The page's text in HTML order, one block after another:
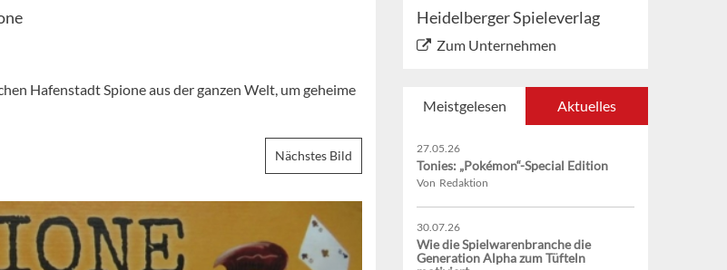
Hafenstadt Spione aus der ganzen Welt, um geheime
Nächstes Bild
Heidelberger Spieleverlag
Zum Unternehmen
Meistgelesen Aktuelles
27.05.26
Tonies: „Pokémon“-Special Edition
Von Redaktion
30.07.26
Wie die Spielwarenbranche die
Generation Alpha zum Tüfteln